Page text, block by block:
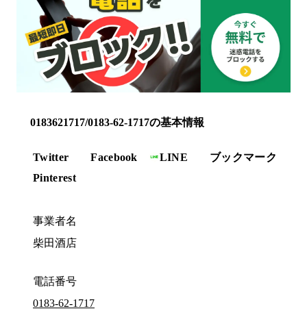
0183621717/0183-62-1717の基本情報
Twitter Facebook LINE
ブックマーク
Pinterest
事業者名
柴田酒店
電話番号
0183-62-1717